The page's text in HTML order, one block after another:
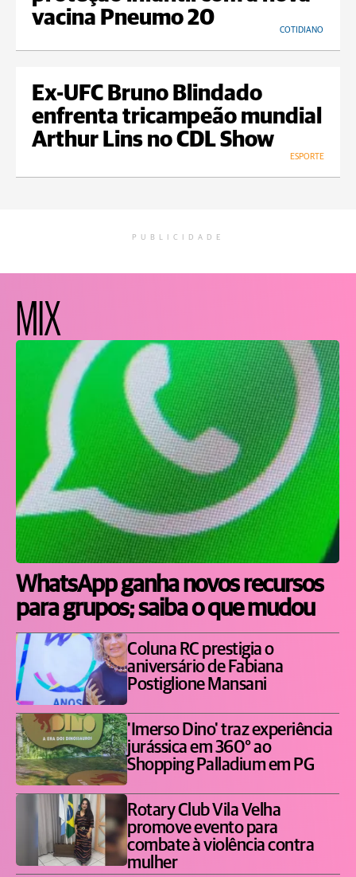
vacina Pneumo 20
COTIDIANO
Ex-UFC Bruno Blindado
enfrenta tricampeão mundial
Arthur Lins no CDL Show
ESPORTE
PUBLICIDADE
MIX
WhatsApp ganha novos recursos
para grupos; saiba o que mudou
Coluna RC prestigia o
aniversário de Fabiana
Postiglione Mansani
'Imerso Dino' traz experiência
jurássica em 360° ao
Shopping Palladium em PG
Rotary Club Vila Velha
promove evento para
combate à violência contra
mulher